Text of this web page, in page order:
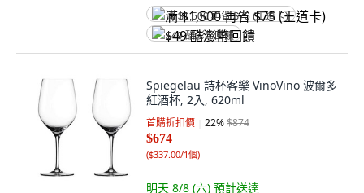
满 $1,500 再省 $75 (王道卡)
$49 酷澎幣回饋
Spiegelau 詩杯客樂 VinoVino 波爾多
紅酒杯, 2入, 620ml
首購折扣價 22%$874
$674
($337.00/1個)
明天 8/8 (六) 預計送達